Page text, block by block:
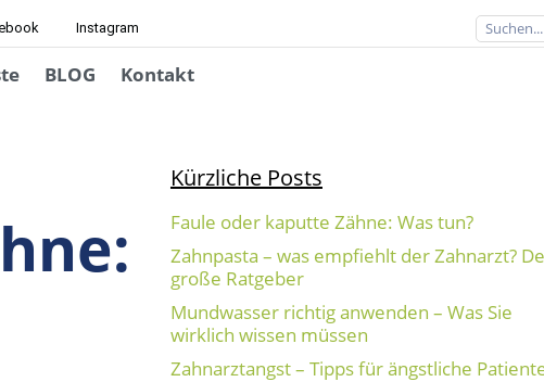
Instagram
BLOG Kontakt
Kürzliche Posts
Faule oder kaputte Zähne: Was tun?
Zahnpasta – was empfiehlt der Zahnarzt?
große Ratgeber
Mundwasser richtig anwenden – Was Sie
wirklich wissen müssen
Zahnarztangst – Tipps für ängstliche